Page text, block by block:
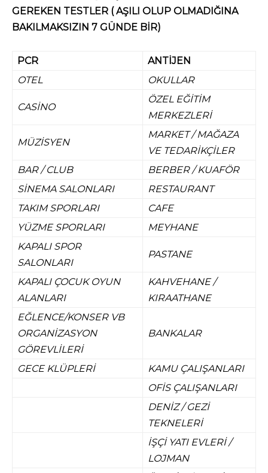
GEREKEN TESTLER ( AŞILI OLUP OLMADIĞINA
BAKILMAKSIZIN 7 GÜNDE BİR)
PCR
ANTİJEN
OTEL
OKULLAR
CASİNO
ÖZEL EĞİTİM
MERKEZLERİ
MÜZİSYEN
MARKET / MAĞAZA
VE TEDARİKÇİLER
BAR / CLUB
BERBER / KUAFÖR
SİNEMA SALONLARI
RESTAURANT
TAKIM SPORLARI
CAFE
YÜZME SPORLARI
MEYHANE
KAPALI SPOR
SALONLARI
PASTANE
KAPALI ÇOCUK OYUN
ALANLARI
KAHVEHANE /
KIRAATHANE
EĞLENCE/KONSER VB
ORGANİZASYON
GÖREVLİLERİ
BANKALAR
GECE KLÜPLERİ
KAMU ÇALIŞANLARI
OFİS ÇALIŞANLARI
DENİZ / GEZİ
TEKNELERİ
İŞÇİ YATI EVLERİ /
LOJMAN